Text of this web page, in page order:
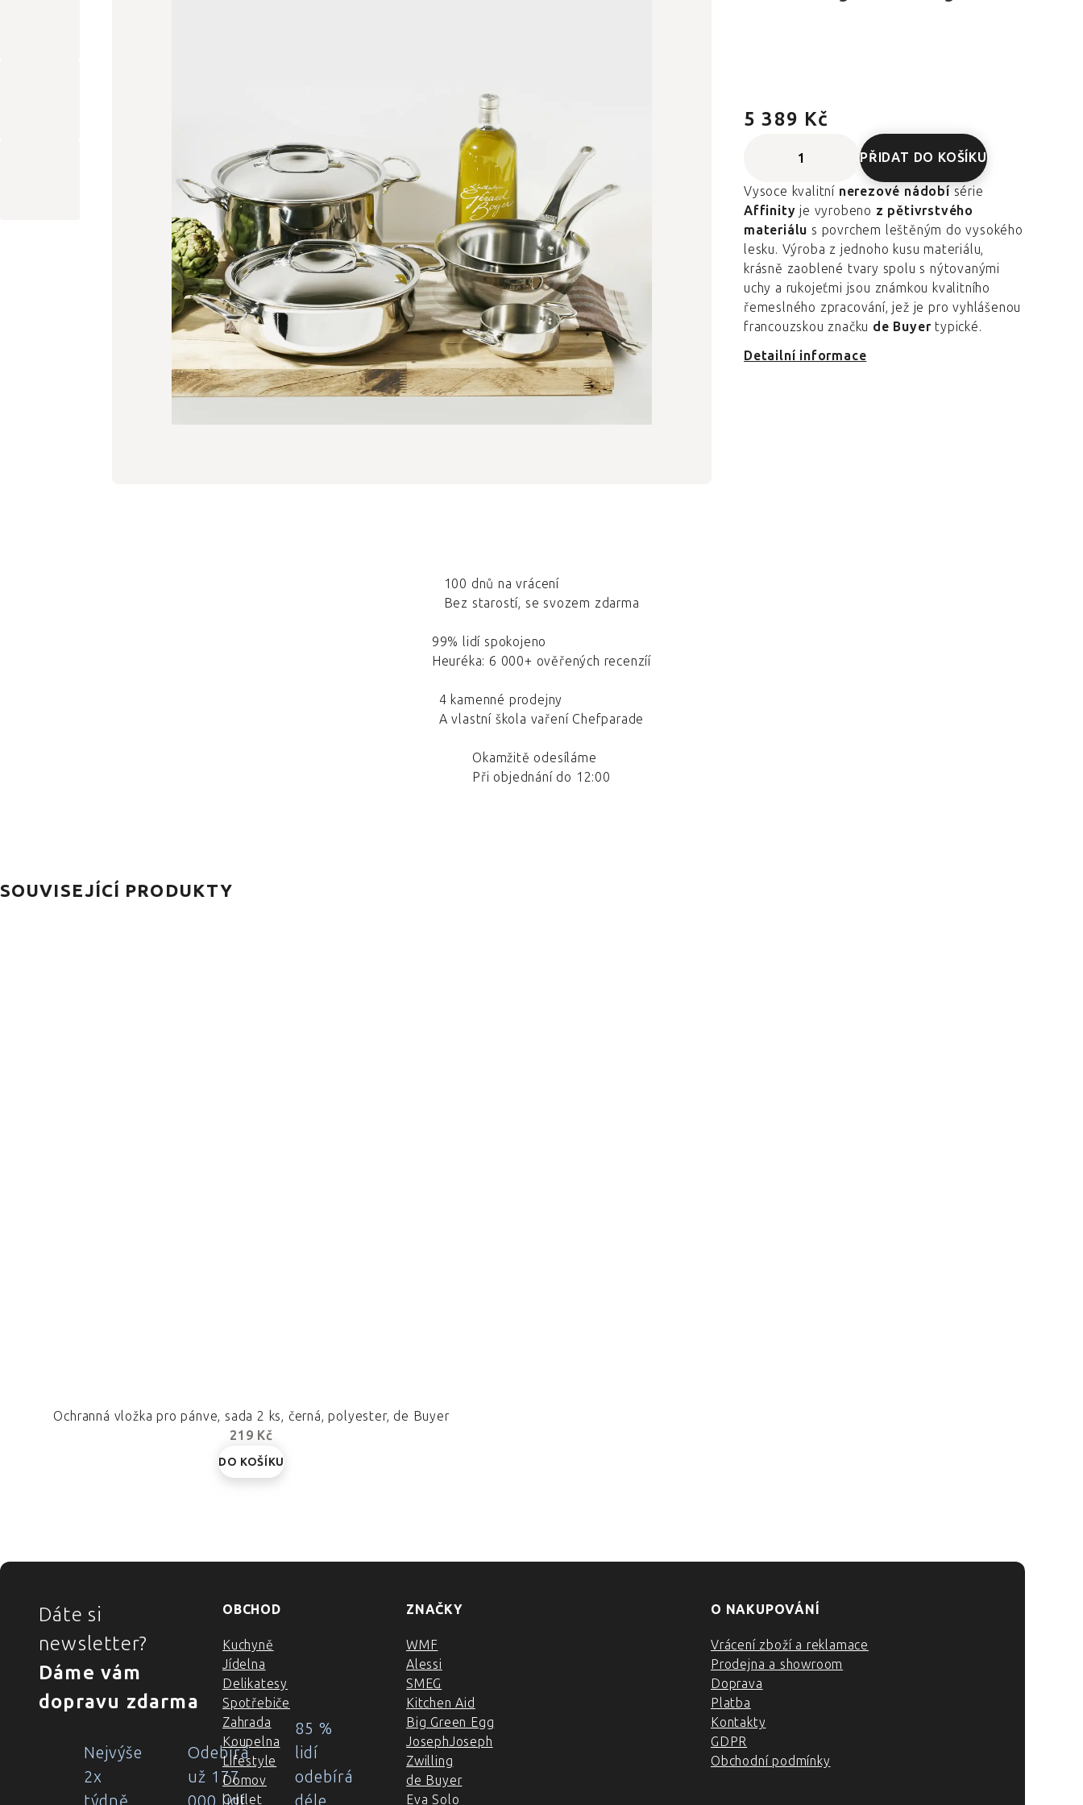
5 389 Kč
PŘIDAT DO KOŠÍKU
Vysoce kvalitní nerezové nádobí série
Affinity je vyrobeno z pětivrstvého
materiálu s povrchem leštěným do vysokého
lesku. Výroba z jednoho kusu materiálu,
krásně zaoblené tvary spolu s nýtovanými
uchy a rukojeťmi jsou známkou kvalitního
řemeslného zpracování, jež je pro vyhlášenou
francouzskou značku de Buyertypické.
Detailní informace
100 dnů na vrácení
Bez starostí, se svozem zdarma
99% lidí spokojeno
Heuréka: 6 000+ ověřených recenzíí
4 kamenné prodejny
A vlastní škola vaření Chefparade
Okamžitě odesíláme
Při objednání do 12:00
SOUVISEJÍCÍ PRODUKTY
Ochranná vložka pro pánve, sada 2 ks, černá, polyester, de Buyer
219 Kč
DO KOŠÍKU
ZÁPATÍ
Dáte si
newsletter?
Dáme vám
dopravu zdarma
Nejvýše
2x
týdně
Odebírá
už 177
000 lidí
85 %
lidí
odebírá
déle
OBCHOD
Kuchyně
Jídelna
Delikatesy
Spotřebiče
Zahrada
Koupelna
Lifestyle
Domov
Outlet
ZNAČKY
WMF
Alessi
SMEG
Kitchen Aid
Big Green Egg
JosephJoseph
Zwilling
de Buyer
Eva Solo
O NAKUPOVÁNÍ
Vrácení zboží a reklamace
Prodejna a showroom
Doprava
Platba
Kontakty
GDPR
Obchodní podmínky